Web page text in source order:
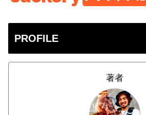
PROFILE
著者